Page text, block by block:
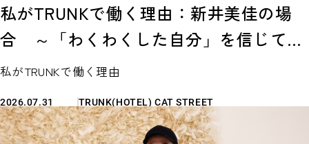
私がTRUNKで働く理由：新井美佳の場
合 ～「わくわくした自分」を信じて。
名門ホテルからTRUNKへ飛び込んで見つ
けた、私らしい働き方。〜
私がTRUNKで働く理由
2026.07.31 TRUNK(HOTEL) CAT STREET